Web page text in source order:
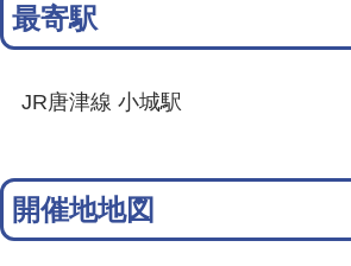
最寄駅
JR唐津線 小城駅
開催地地図